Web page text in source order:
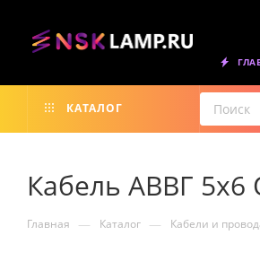
КАТАЛОГ
Кабель АВВГ 5х6
Главная — Каталог — Кабели и